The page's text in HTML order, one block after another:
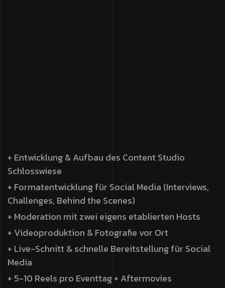
+ Entwicklung & Aufbau des Content Studio
Schlosswiese
+ Formatentwicklung für Social Media (Interviews,
Challenges, Behind the Scenes)
+ Moderation mit zwei eigens etablierten Hosts
+ Videoproduktion & Fotografie vor Ort
+ Live-Schnitt & schnelle Bereitstellung für Social
Media
+ 5-10 Reels pro Eventtag + Aftermovies